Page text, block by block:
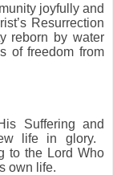
joyfully and
Resurrection
reborn by water
of freedom from
Suffering and
life in glory.
to the Lord Who
own life.